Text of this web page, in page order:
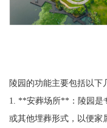
陵园的功能主要包括以下
1. **安葬场所**：陵园是
或其他埋葬形式，以便家